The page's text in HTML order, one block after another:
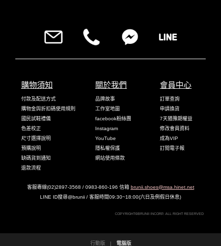
購物須知
付款及配送方式
購物金與折扣碼使用規則
國民試鞋禮儀
色差校正
尺寸選擇說明
預購說明
缺碼貨到通知
退款流程
關於我們
品牌故事
工作室地圖
facebook粉絲團
Instagram
YouTube
隱私權保護
網站使用條款
會員中心
訂單查詢
申請換貨
7天猶豫期權益
修改會員資料
成為VIP
訂閱電子報
客服專線(02)2897-3568 / 0983-860-196 信箱 brunii.shoes@msa.hinet.net
LINE ID搜尋@brunii / 客服時間09:30~18:00(六日及例假日休息)
COPYRIGHT©BRUNII INCORP. ALL RIGHT RESERVED
行動版 電腦版